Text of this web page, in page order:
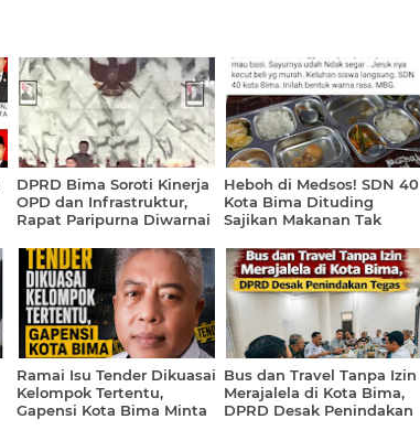
DPRD Bima Soroti Kinerja
OPD dan Infrastruktur,
Rapat Paripurna Diwarnai
Kepala Dinas
Heboh di Medsos! SDN 40
Kota Bima Dituding
Sajikan Makanan Tak
Suara
Ramai Isu Tender Dikuasai
Kelompok Tertentu,
Gapensi Kota Bima Minta
Bus dan Travel Tanpa Izin
Merajalela di Kota Bima,
DPRD Desak Penindakan